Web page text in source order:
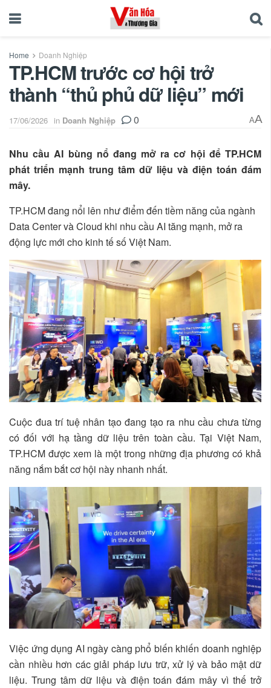
Home Doanh Nghiệp
TP.HCM trước cơ hội trở
thành “thủ phủ dữ liệu” mới
17/06/2026 in Doanh Nghiệp 0 AA
Nhu cầu AI bùng nổ đang mở ra cơ hội để TP.HCM
phát triển mạnh trung tâm dữ liệu và điện toán đám
mây.
TP.HCM đang nổi lên như điểm đến tiềm năng của ngành
Data Center và Cloud khi nhu cầu AI tăng mạnh, mở ra
động lực mới cho kinh tế số Việt Nam.
Cuộc đua trí tuệ nhân tạo đang tạo ra nhu cầu chưa từng
có đối với hạ tầng dữ liệu trên toàn cầu. Tại Việt Nam,
TP.HCM được xem là một trong những địa phương có khả
năng nắm bắt cơ hội này nhanh nhất.
Việc ứng dụng AI ngày càng phổ biến khiến doanh nghiệp
cần nhiều hơn các giải pháp lưu trữ, xử lý và bảo mật dữ
liệu. Trung tâm dữ liệu và điện toán đám mây vì thế trở